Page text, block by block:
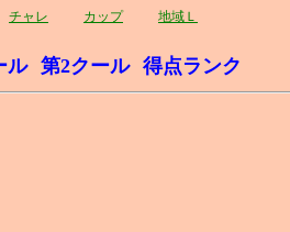
チャレ カップ 地域Ｌ
ル 第2クール 得点ランク